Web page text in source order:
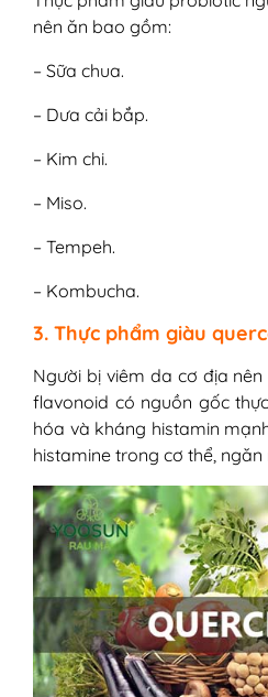
nên ăn bao gồm:
– Sữa chua.
– Dưa cải bắp.
– Kim chi.
– Miso.
– Tempeh.
– Kombucha.
3. Thực phẩm giàu
Người bị viêm da cơ địa
flavonoid có nguồn gốc
hóa và kháng histamin
histamine trong cơ thể,